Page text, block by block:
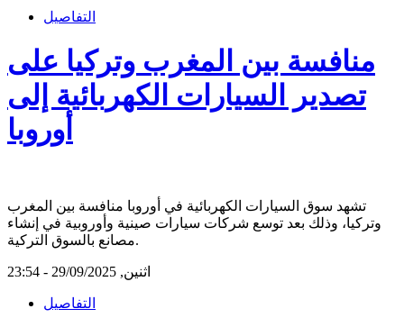
التفاصيل
منافسة بين المغرب وتركيا على
تصدير السيارات الكهربائية إلى
أوروبا
تشهد سوق السيارات الكهربائية في أوروبا منافسة بين المغرب
وتركيا، وذلك بعد توسع شركات سيارات صينية وأوروبية في إنشاء
مصانع بالسوق التركية.
اثنين, 29/09/2025 - 23:54
التفاصيل